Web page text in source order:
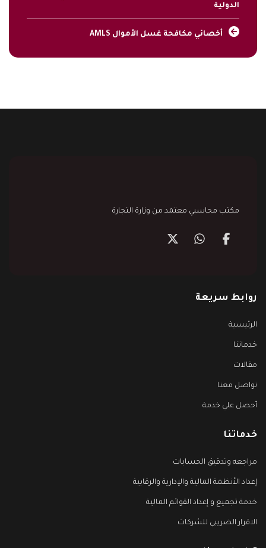
الدولية
أخصائي مكافحة غسل الأموال AMLS
مكتب محاسبي معتمد من وزارة التجارة
روابط سريعة
الرئيسية
خدماتنا
مقالات
تواصل معنا
أحصل علي خدمة
خدماتنا
مراجعه وتدقيق الحسابات
إعداد الأنظمة المالية والإدارية والرقابية
خدمة تجميع و إعداد القوائم المالية
الاقرار الضريبي للشركات